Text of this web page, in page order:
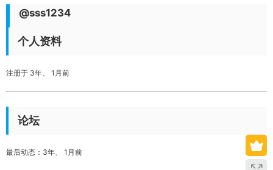
@sss1234
个人资料
注册于 3年、 1月前
论坛
最后动态：3年、 1月前